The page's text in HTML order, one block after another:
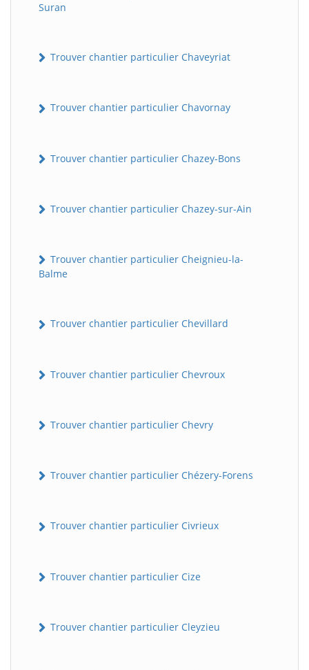
Suran
Trouver chantier particulier Chaveyriat
Trouver chantier particulier Chavornay
Trouver chantier particulier Chazey-Bons
Trouver chantier particulier Chazey-sur-Ain
Trouver chantier particulier Cheignieu-la-
Balme
Trouver chantier particulier Chevillard
Trouver chantier particulier Chevroux
Trouver chantier particulier Chevry
Trouver chantier particulier Chézery-Forens
Trouver chantier particulier Civrieux
Trouver chantier particulier Cize
Trouver chantier particulier Cleyzieu